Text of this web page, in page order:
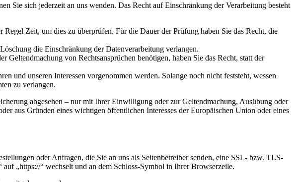
Sie sich jederzeit an uns wenden. Das Recht auf Einschränkung der Verarbeitung besteht
Zeit, um dies zu überprüfen. Für die Dauer der Prüfung haben Sie das Recht, die
die Einschränkung der Datenverarbeitung verlangen.
von Rechtsansprüchen benötigen, haben Sie das Recht, statt der
und unseren Interessen vorgenommen werden. Solange noch nicht feststeht, wessen
zu verlangen.
abgesehen – nur mit Ihrer Einwilligung oder zur Geltendmachung, Ausübung oder
aus Gründen eines wichtigen öffentlichen Interesses der Europäischen Union oder eines
oder Anfragen, die Sie an uns als Seitenbetreiber senden, eine SSL- bzw. TLS-
„https://“ wechselt und an dem Schloss-Symbol in Ihrer Browserzeile.